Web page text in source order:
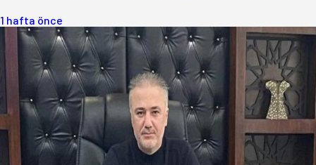
1 hafta önce